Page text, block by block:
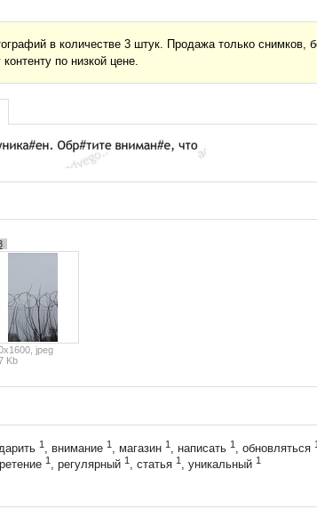
в количестве 3 штук. Продажа только снимков,
по низкой цене.
jpeg
Kb
1, внимание 1, магазин 1, написать 1, обновляться 1
1, регулярный 1, статья 1, уникальный 1